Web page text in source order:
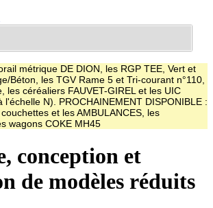
métrique DE DION, les RGP TEE, Vert et
Béton, les TGV Rame 5 et Tri-courant n°110,
les céréaliers FAUVET-GIREL et les UIC
N). PROCHAINEMENT DISPONIBLE :
et les AMBULANCES, les
wagons COKE MH45
conception et
de modèles réduits